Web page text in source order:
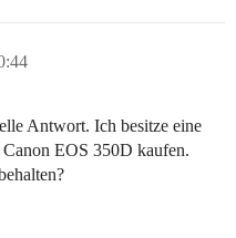
Antwort. Ich besitze eine
EOS 350D kaufen.